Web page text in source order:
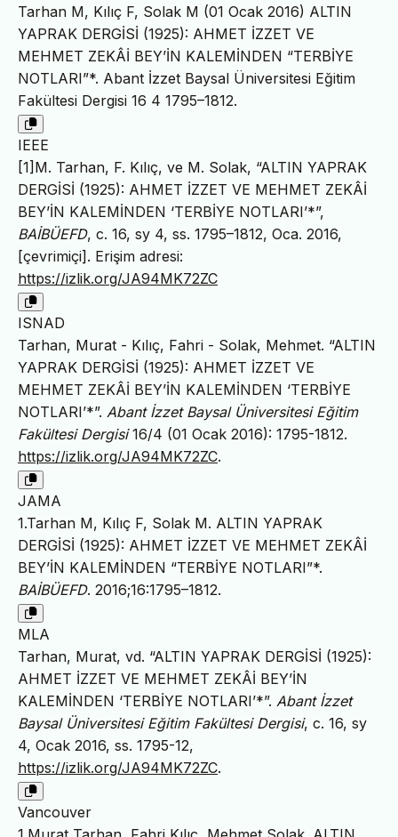
Tarhan M, Kılıç F, Solak M (01 Ocak 2016) ALTIN
YAPRAK DERGİSİ (1925): AHMET İZZET VE
MEHMET ZEKÂİ BEY’İN KALEMİNDEN “TERBİYE
NOTLARI”*. Abant İzzet Baysal Üniversitesi Eğitim
Fakültesi Dergisi 16 4 1795–1812.
IEEE
[1]M. Tarhan, F. Kılıç, ve M. Solak, “ALTIN YAPRAK
DERGİSİ (1925): AHMET İZZET VE MEHMET ZEKÂİ
BEY’İN KALEMİNDEN ‘TERBİYE NOTLARI’*”,
BAİBÜEFD, c. 16, sy 4, ss. 1795–1812, Oca. 2016,
[çevrimiçi]. Erişim adresi:
https://izlik.org/JA94MK72ZC
ISNAD
Tarhan, Murat - Kılıç, Fahri - Solak, Mehmet. “ALTIN
YAPRAK DERGİSİ (1925): AHMET İZZET VE
MEHMET ZEKÂİ BEY’İN KALEMİNDEN ‘TERBİYE
NOTLARI’*”. Abant İzzet Baysal Üniversitesi Eğitim
Fakültesi Dergisi16/4 (01 Ocak 2016): 1795-1812.
https://izlik.org/JA94MK72ZC.
JAMA
1.Tarhan M, Kılıç F, Solak M. ALTIN YAPRAK
DERGİSİ (1925): AHMET İZZET VE MEHMET ZEKÂİ
BEY’İN KALEMİNDEN “TERBİYE NOTLARI”*.
BAİBÜEFD. 2016;16:1795–1812.
MLA
Tarhan, Murat, vd. “ALTIN YAPRAK DERGİSİ (1925):
AHMET İZZET VE MEHMET ZEKÂİ BEY’İN
KALEMİNDEN ‘TERBİYE NOTLARI’*”. Abant İzzet
Baysal Üniversitesi Eğitim Fakültesi Dergisi, c. 16, sy
4, Ocak 2016, ss. 1795-12,
https://izlik.org/JA94MK72ZC.
Vancouver